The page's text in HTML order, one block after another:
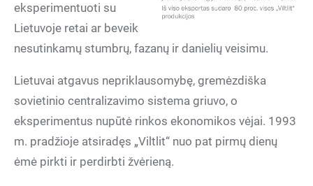
eksperimentuoti su
Lietuvoje retai ar beveik
nesutinkamų stumbrų, fazanų ir danielių veisimu.
Lietuvai atgavus nepriklausomybę, gremėzdiška
sovietinio centralizavimo sistema griuvo, o
eksperimentus nupūtė rinkos ekonomikos vėjai. 1993
m. pradžioje atsiradęs „Viltlit“ nuo pat pirmų dienų
ėmė pirkti ir perdirbti žvėrieną.